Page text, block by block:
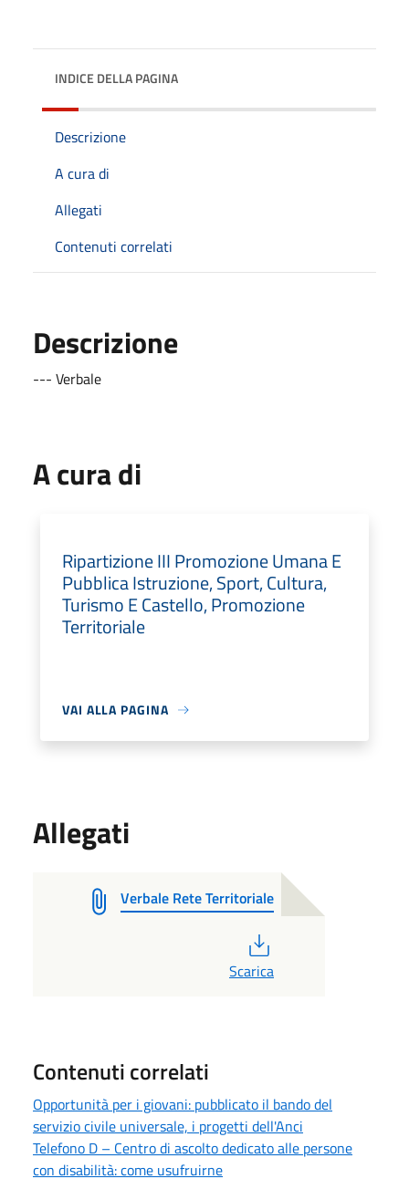
INDICE DELLA PAGINA
Descrizione
A cura di
Allegati
Contenuti correlati
Descrizione
--- Verbale
A cura di
Ripartizione III Promozione Umana E
Pubblica Istruzione, Sport, Cultura,
Turismo E Castello, Promozione
Territoriale
VAI ALLA PAGINA
Allegati
Verbale Rete Territoriale
Scarica
Contenuti correlati
Opportunità per i giovani: pubblicato il bando del
servizio civile universale, i progetti dell'Anci
Telefono D – Centro di ascolto dedicato alle persone
con disabilità: come usufruirne